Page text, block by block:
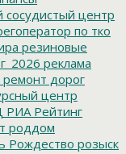
сосудистый центр
по тко
резиновые
реклама
ремонт дорог
центр
РИА Рейтинг
роддом
Рождество розыск